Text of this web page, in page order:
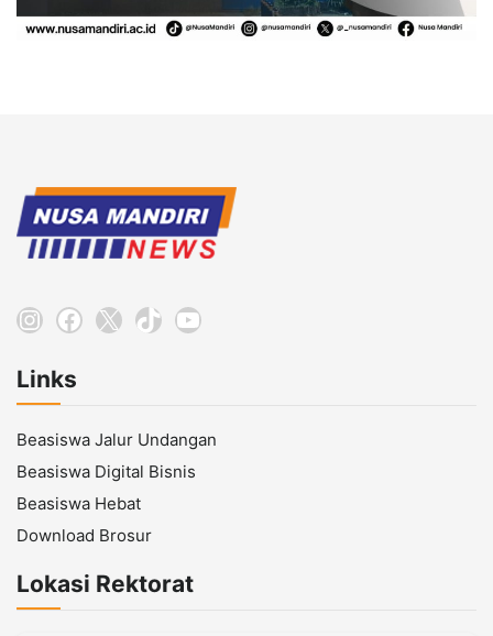
Instagram
Facebook
X TikTokYouTube
Links
Beasiswa Jalur Undangan
Beasiswa Digital Bisnis
Beasiswa Hebat
Download Brosur
Lokasi Rektorat